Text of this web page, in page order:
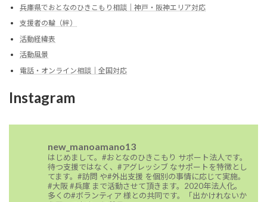
兵庫県でおとなのひきこもり相談｜神戸・阪神エリア対応
支援者の輪（絆）
活動経緯表
活動風景
電話・オンライン相談｜全国対応
Instagram
new_manoamano13
はじめまして。#おとなのひきこもり サポート法人です。
待つ支援ではなく、#アグレッシブ なサポートを特徴とし
てます。#訪問 や#外出支援 を個別の事情に応じて実施。
#大阪 #兵庫 まで活動させて頂きます。2020年法人化。
多くの#ボランティア 様との共同です。「出かけれないか